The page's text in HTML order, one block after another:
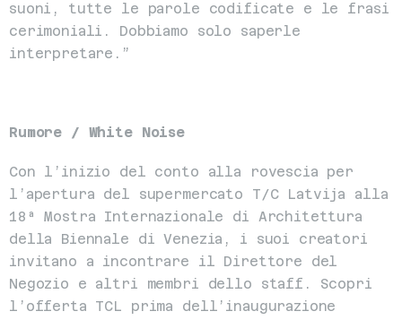
suoni, tutte le parole codificate e le frasi
cerimoniali. Dobbiamo solo saperle
interpretare.”
Rumore / White Noise
Con l’inizio del conto alla rovescia per
l’apertura del supermercato T/C Latvija alla
18ª Mostra Internazionale di Architettura
della Biennale di Venezia, i suoi creatori
invitano a incontrare il Direttore del
Negozio e altri membri dello staff. Scopri
l’offerta TCL prima dell’inaugurazione